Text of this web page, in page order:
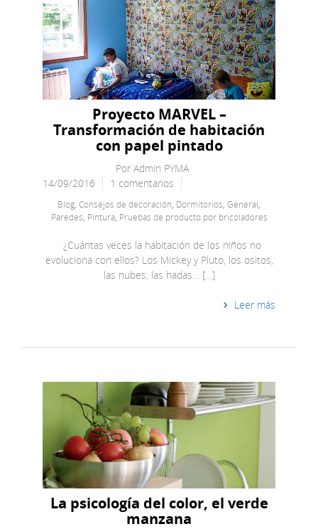
Proyecto MARVEL –
Transformación de habitación
con papel pintado
Por Admin PYMA
14/09/2016
1 comentarios
Blog Consejos de decoración Dormitorios General
Paredes Pintura, Pruebas de producto por bricoladores
¿Cuántas veces la habitación de los niños no
evoluciona con ellos? Los Mickey y Pluto, los ositos,
las nubes, las hadas… […]
Leer más
La psicología del color, el verde
manzana